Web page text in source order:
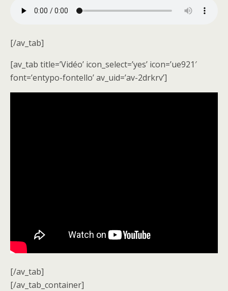
[/av_tab]
[av_tab title=’Vidéo’ icon_select=’yes’ icon=’ue921′
font=’entypo-fontello’ av_uid=’av-2drkrv’]
[/av_tab]
[/av_tab_container]